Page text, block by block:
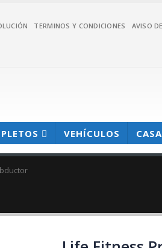
TERMINOS Y CONDICIONES AVISO
VEHÍCULOS